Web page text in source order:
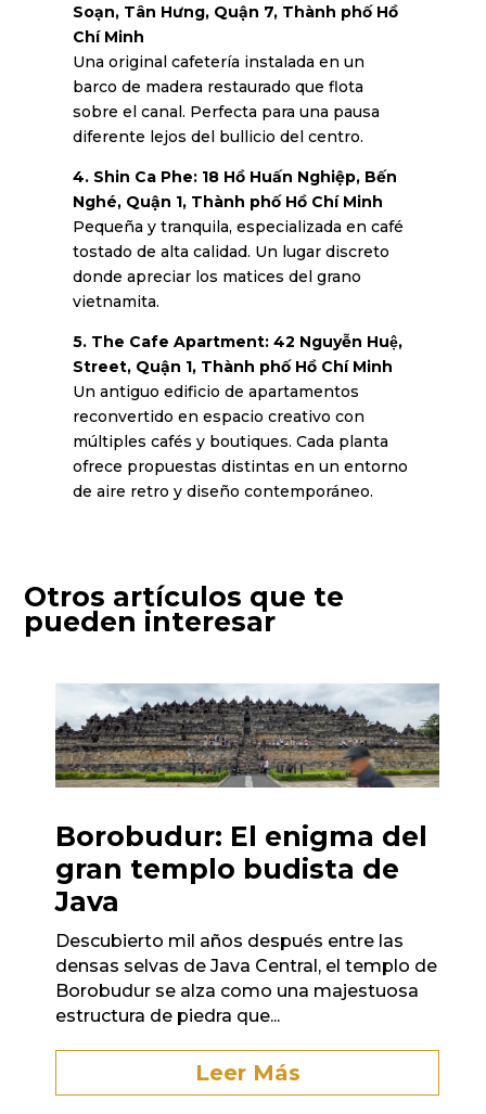
Soạn, Tân Hưng, Quận 7, Thành phố Hồ
Chí Minh
Una original cafetería instalada en un
barco de madera restaurado que flota
sobre el canal. Perfecta para una pausa
diferente lejos del bullicio del centro.
4. Shin Ca Phe: 18 Hồ Huấn Nghiệp, Bến
Nghé, Quận 1, Thành phố Hồ Chí Minh
Pequeña y tranquila, especializada en café
tostado de alta calidad. Un lugar discreto
donde apreciar los matices del grano
vietnamita.
5. The Cafe Apartment: 42 Nguyễn Huệ,
Street, Quận 1, Thành phố Hồ Chí Minh
Un antiguo edificio de apartamentos
reconvertido en espacio creativo con
múltiples cafés y boutiques. Cada planta
ofrece propuestas distintas en un entorno
de aire retro y diseño contemporáneo.
Otros artículos que te
pueden interesar
Borobudur: El enigma del
gran templo budista de
Java
Descubierto mil años después entre las
densas selvas de Java Central, el templo de
Borobudur se alza como una majestuosa
estructura de piedra que...
Leer Más